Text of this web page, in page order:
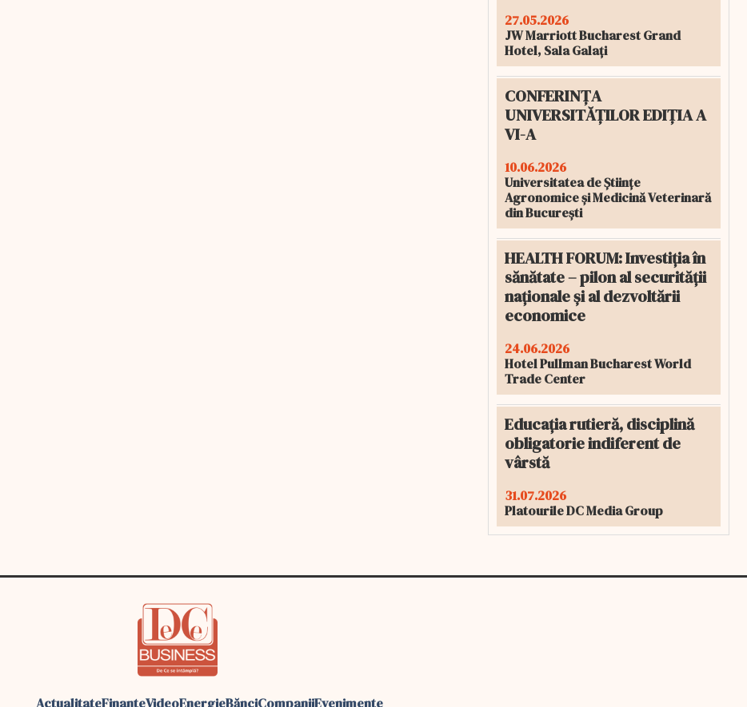
27.05.2026
JW Marriott Bucharest Grand
Hotel, Sala Galați
CONFERINȚA
UNIVERSITĂȚILOR EDIȚIA A
VI-A
10.06.2026
Universitatea de Științe
Agronomice și Medicină Veterinară
din București
HEALTH FORUM: Investiția în
sănătate – pilon al securității
naționale și al dezvoltării
economice
24.06.2026
Hotel Pullman Bucharest World
Trade Center
Educația rutieră, disciplină
obligatorie indiferent de
vârstă
31.07.2026
Platourile DC Media Group
ActualitateFinanteVideoEnergieBănciCompaniiEvenimente